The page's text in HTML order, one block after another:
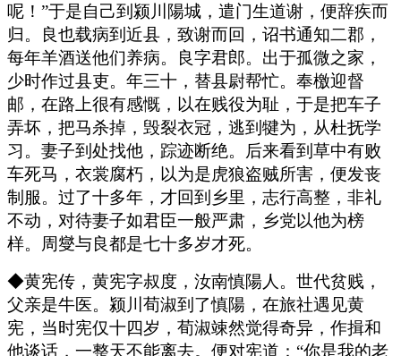
呢！”于是自己到颍川陽城，遣门生道谢，便辞疾而
归。良也载病到近县，致谢而回，诏书通知二郡，
每年羊酒送他们养病。良字君郎。出于孤微之家，
少时作过县吏。年三十，替县尉帮忙。奉檄迎督
邮，在路上很有感慨，以在贱役为耻，于是把车子
弄坏，把马杀掉，毁裂衣冠，逃到犍为，从杜抚学
习。妻子到处找他，踪迹断绝。后来看到草中有败
车死马，衣裳腐朽，以为是虎狼盗贼所害，便发丧
制服。过了十多年，才回到乡里，志行高整，非礼
不动，对待妻子如君臣一般严肃，乡党以他为榜
样。周燮与良都是七十多岁才死。
◆黄宪传，黄宪字叔度，汝南慎陽人。世代贫贱，
父亲是牛医。颍川荀淑到了慎陽，在旅社遇见黄
宪，当时宪仅十四岁，荀淑竦然觉得奇异，作揖和
他谈话，一整天不能离去。便对宪道：“你是我的老